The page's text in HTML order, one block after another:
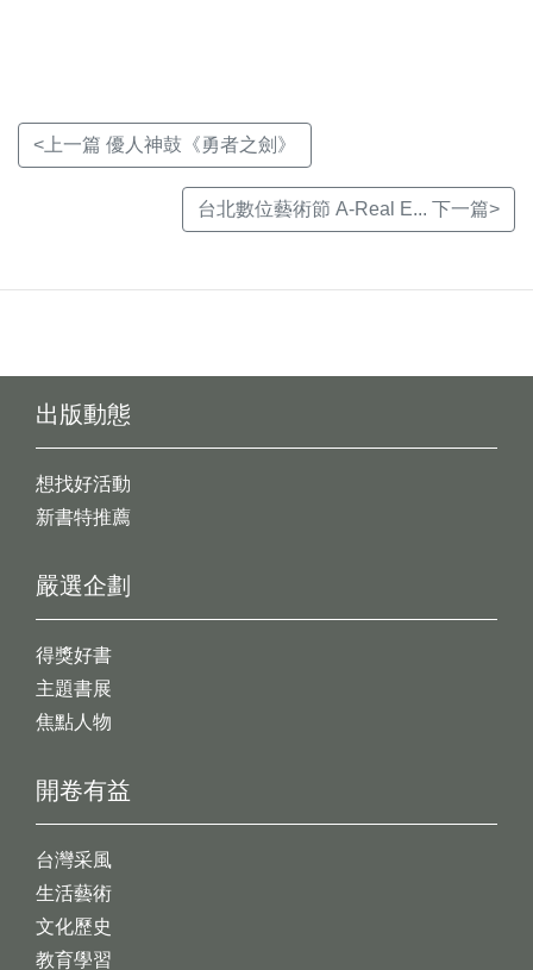
<上一篇 優人神鼓《勇者之劍》
台北數位藝術節 A-Real E... 下一篇>
出版動態
想找好活動
新書特推薦
開卷有益
台灣采風
生活藝術
文化歷史
教育學習
嚴選企劃
得獎好書
主題書展
焦點人物